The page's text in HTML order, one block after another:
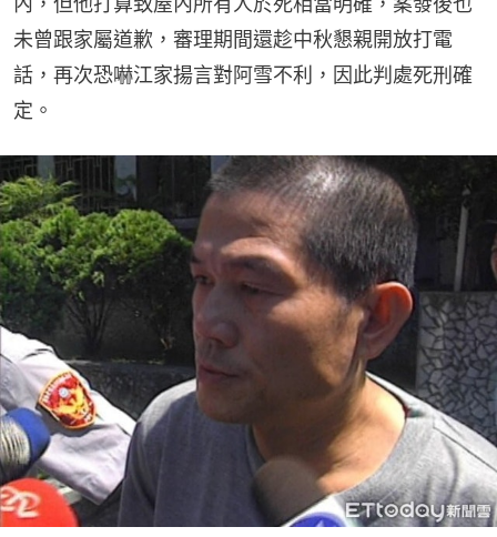
未曾跟家屬道歉，審理期間還趁中秋懇親開放打電
話，再次恐嚇江家揚言對阿雪不利，因此判處死刑確
定。